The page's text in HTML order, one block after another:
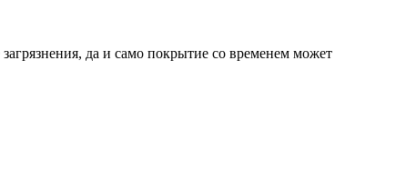
да и само покрытие со временем может